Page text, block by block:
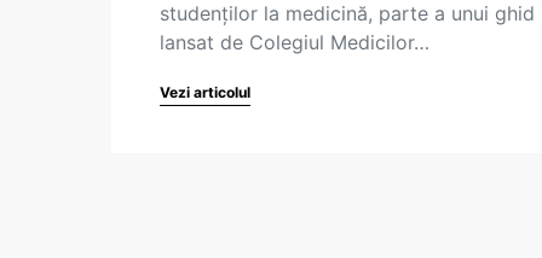
studenților la medicină, parte a unui ghid
lansat de Colegiul Medicilor…
Vezi articolul